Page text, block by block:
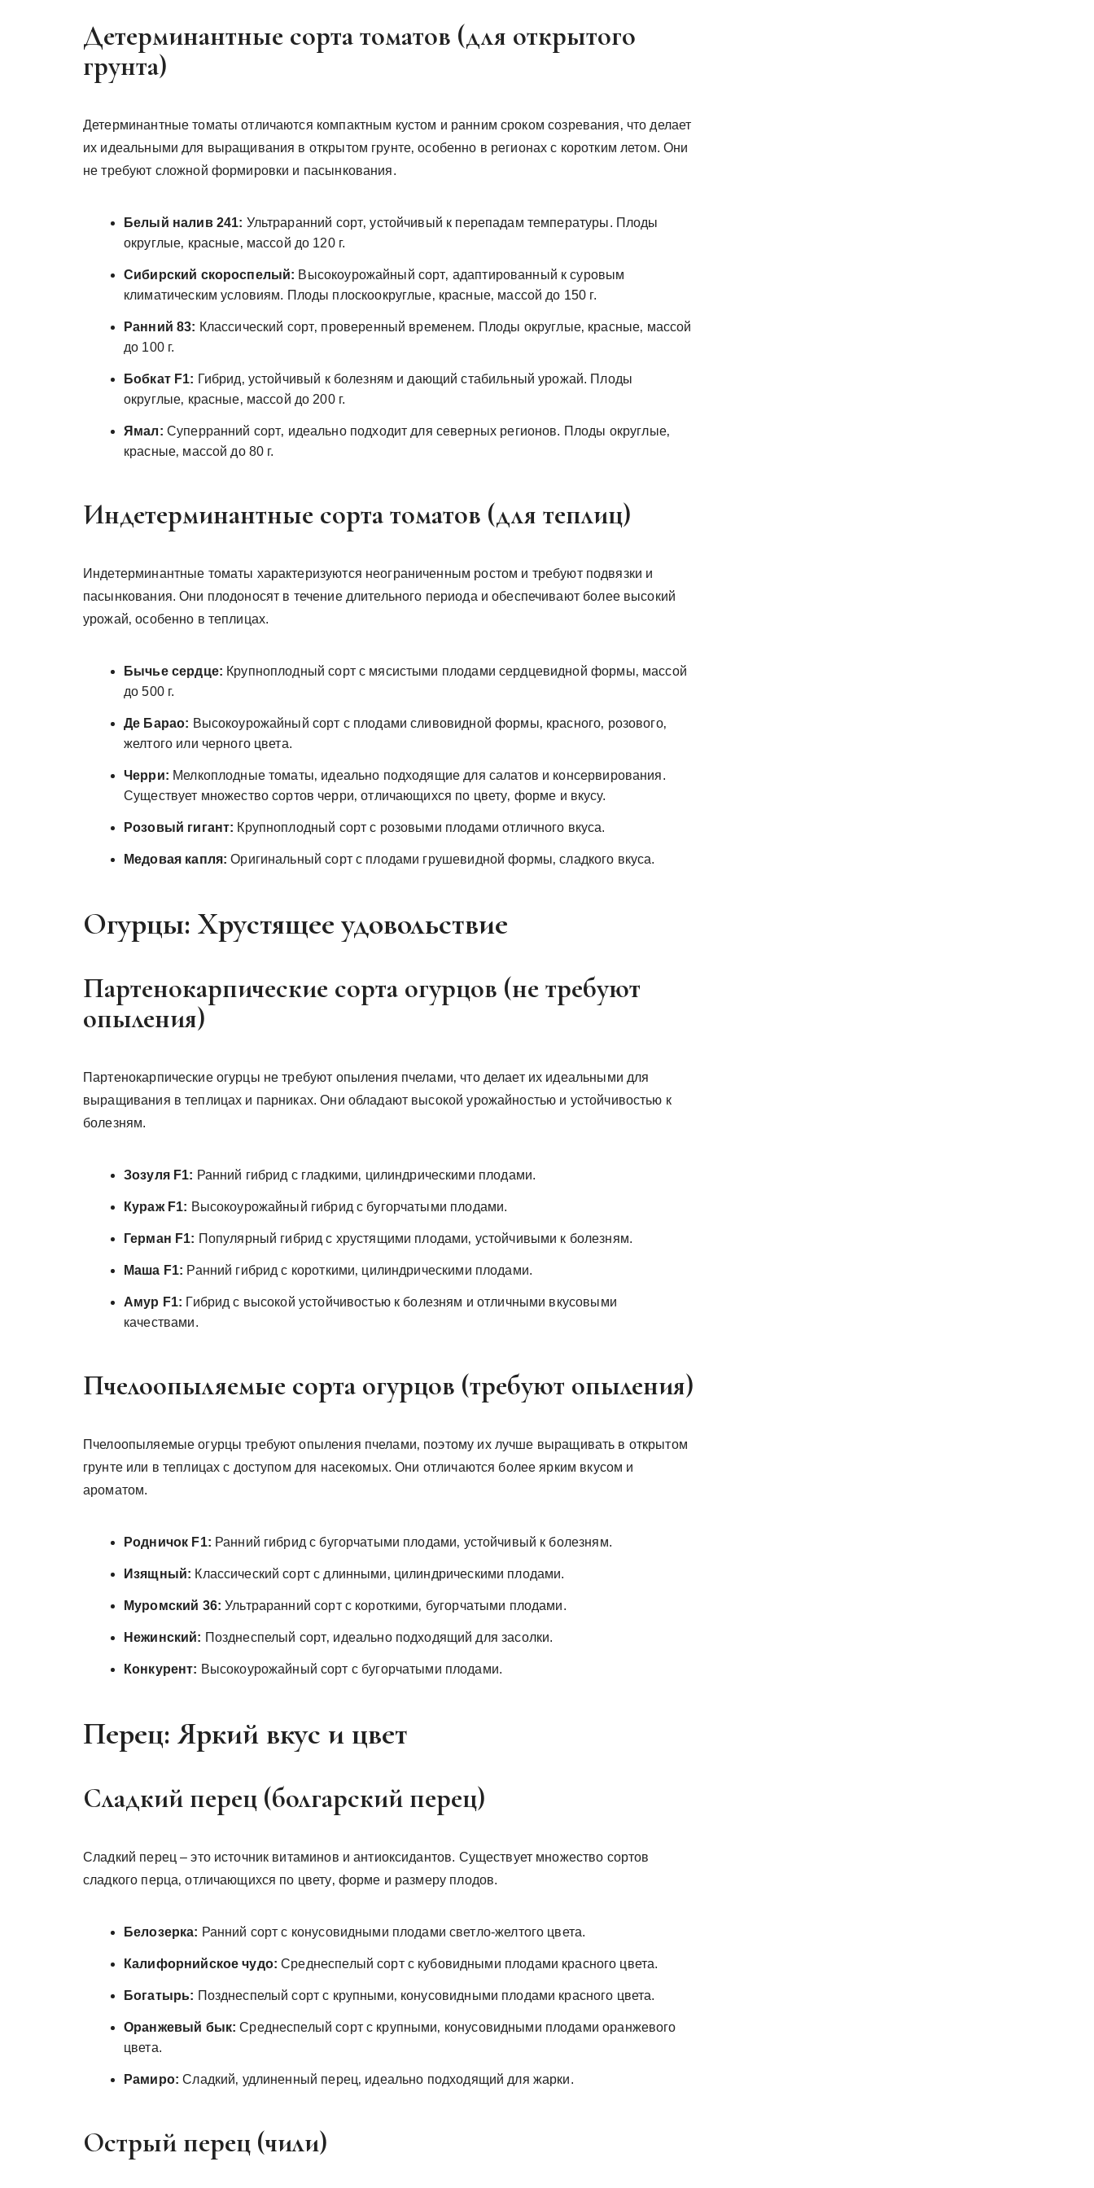
Детерминантные сорта томатов (для открытого
грунта)
Детерминантные томаты отличаются компактным кустом и ранним сроком созревания‚ что делает
их идеальными для выращивания в открытом грунте‚ особенно в регионах с коротким летом. Они
не требуют сложной формировки и пасынкования.
Белый налив 241: Ультраранний сорт‚ устойчивый к перепадам температуры. Плоды
округлые‚ красные‚ массой до 120 г.
Сибирский скороспелый: Высокоурожайный сорт‚ адаптированный к суровым
климатическим условиям. Плоды плоскоокруглые‚ красные‚ массой до 150 г.
Ранний 83: Классический сорт‚ проверенный временем. Плоды округлые‚ красные‚ массой
до 100 г.
Бобкат F1: Гибрид‚ устойчивый к болезням и дающий стабильный урожай. Плоды
округлые‚ красные‚ массой до 200 г.
Ямал: Суперранний сорт‚ идеально подходит для северных регионов. Плоды округлые‚
красные‚ массой до 80 г.
Индетерминантные сорта томатов (для теплиц)
Индетерминантные томаты характеризуются неограниченным ростом и требуют подвязки и
пасынкования. Они плодоносят в течение длительного периода и обеспечивают более высокий
урожай‚ особенно в теплицах.
Бычье сердце: Крупноплодный сорт с мясистыми плодами сердцевидной формы‚ массой
до 500 г.
Де Барао: Высокоурожайный сорт с плодами сливовидной формы‚ красного‚ розового‚
желтого или черного цвета.
Черри: Мелкоплодные томаты‚ идеально подходящие для салатов и консервирования.
Существует множество сортов черри‚ отличающихся по цвету‚ форме и вкусу.
Розовый гигант: Крупноплодный сорт с розовыми плодами отличного вкуса.
Медовая капля: Оригинальный сорт с плодами грушевидной формы‚ сладкого вкуса.
Огурцы: Хрустящее удовольствие
Партенокарпические сорта огурцов (не требуют
опыления)
Партенокарпические огурцы не требуют опыления пчелами‚ что делает их идеальными для
выращивания в теплицах и парниках. Они обладают высокой урожайностью и устойчивостью к
болезням.
Зозуля F1: Ранний гибрид с гладкими‚ цилиндрическими плодами.
Кураж F1: Высокоурожайный гибрид с бугорчатыми плодами.
Герман F1: Популярный гибрид с хрустящими плодами‚ устойчивыми к болезням.
Маша F1: Ранний гибрид с короткими‚ цилиндрическими плодами.
Амур F1: Гибрид с высокой устойчивостью к болезням и отличными вкусовыми
качествами.
Пчелоопыляемые сорта огурцов (требуют опыления)
Пчелоопыляемые огурцы требуют опыления пчелами‚ поэтому их лучше выращивать в открытом
грунте или в теплицах с доступом для насекомых. Они отличаются более ярким вкусом и
ароматом.
Родничок F1: Ранний гибрид с бугорчатыми плодами‚ устойчивый к болезням.
Изящный: Классический сорт с длинными‚ цилиндрическими плодами.
Муромский 36: Ультраранний сорт с короткими‚ бугорчатыми плодами.
Нежинский: Позднеспелый сорт‚ идеально подходящий для засолки.
Конкурент: Высокоурожайный сорт с бугорчатыми плодами.
Перец: Яркий вкус и цвет
Сладкий перец (болгарский перец)
Сладкий перец – это источник витаминов и антиоксидантов. Существует множество сортов
сладкого перца‚ отличающихся по цвету‚ форме и размеру плодов.
Белозерка: Ранний сорт с конусовидными плодами светло-желтого цвета.
Калифорнийское чудо: Среднеспелый сорт с кубовидными плодами красного цвета.
Богатырь: Позднеспелый сорт с крупными‚ конусовидными плодами красного цвета.
Оранжевый бык: Среднеспелый сорт с крупными‚ конусовидными плодами оранжевого
цвета.
Рамиро: Сладкий‚ удлиненный перец‚ идеально подходящий для жарки.
Острый перец (чили)